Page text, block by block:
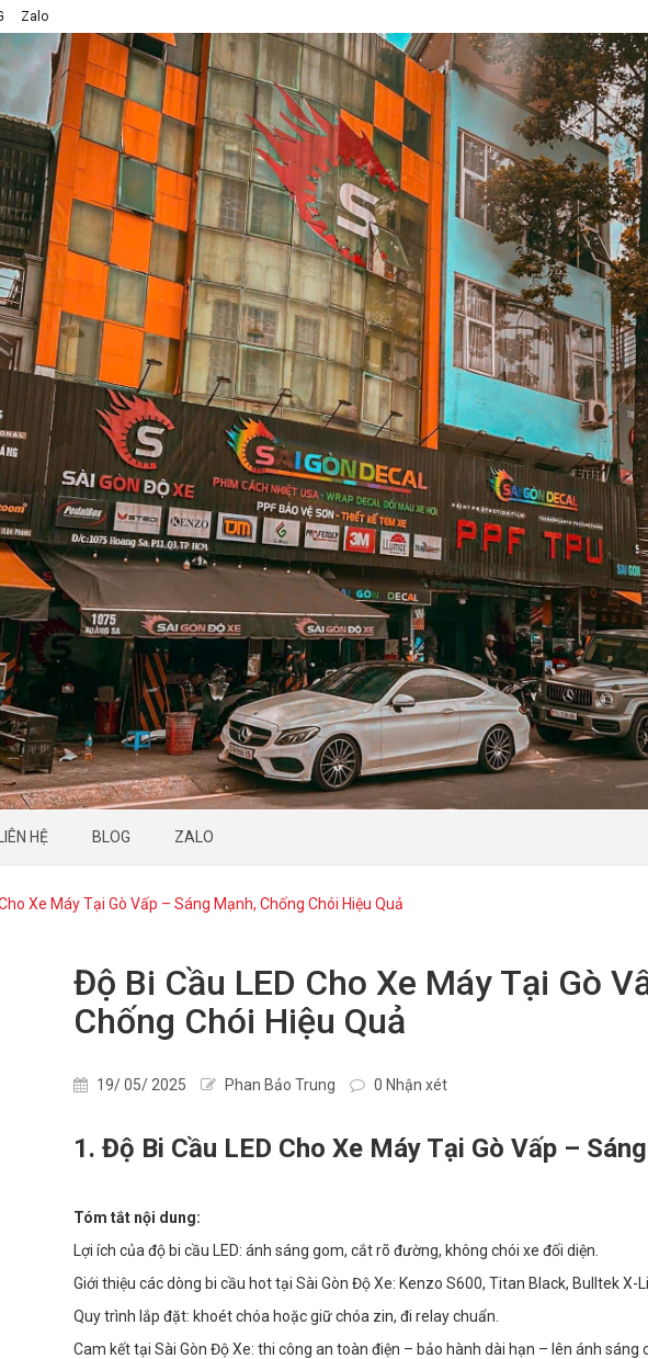
Zalo
LIÊN HỆ BLOG ZALO
Xe Máy Tại Gò Vấp – Sáng Mạnh, Chống Chói Hiệu Quả
Độ Bi Cầu LED Cho Xe Máy Tại Gò
Chống Chói Hiệu Quả
19/ 05/ 2025 Phan Bảo Trung 0 Nhận xét
1. Độ Bi Cầu LED Cho Xe Máy Tại Gò Vấp –
Tóm tắt nội dung:
Lợi ích của độ bi cầu LED: ánh sáng gom, cắt rõ đường, không chói xe đối diện.
Giới thiệu các dòng bi cầu hot tại Sài Gòn Độ Xe: Kenzo S600, Titan Black, Bulltek X-
Quy trình lắp đặt: khoét chóa hoặc giữ chóa zin, đi relay chuẩn.
Cam kết tại Sài Gòn Độ Xe: thi công an toàn điện – bảo hành dài hạn – lên ánh sáng